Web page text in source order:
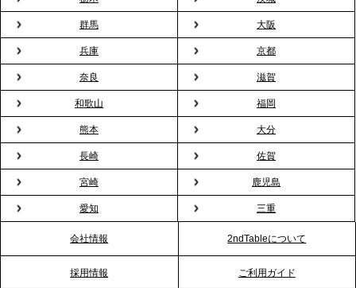
2026.2.13
プレスリリースのご案内｜オフィスが「１日限定の
バー」に！福利厚生・社内交流を格上げする《出張
バーテンダー》サービスを開始
2026.1.26
プレスリリースのご案内｜もう「義理チョコ」で悩
まない。職場のバレンタインをケータリングで“福利
厚生”化。採用にも効く新スタイルを提案
RKB毎日放送「RKB NEWS」で、2ndTable「恵方
群馬 大阪
兵庫 京都
奈良 滋賀
和歌山 福岡
熊本 大分
長崎 佐賀
宮崎 鹿児島
愛知 三重
会社情報 2ndTableについて
採用情報 ご利用ガイド